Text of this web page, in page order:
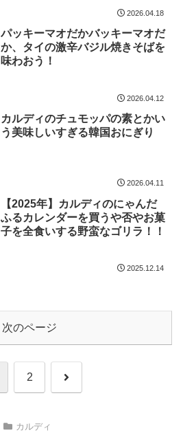
2026.04.18
パッキーマオだかバッキーマオだ
か、タイの激辛バジル焼きそばを
味わおう！
2026.04.12
カルディのチュモッパの素とかい
う美味しいすぎる韓国おにぎり
2026.04.11
【2025年】カルディのにゃんだ
ふるカレンダーを買うや否やお菓
子を全食いする野蛮なゴリラ！！
2025.12.14
次のページ
2 次
カルディ